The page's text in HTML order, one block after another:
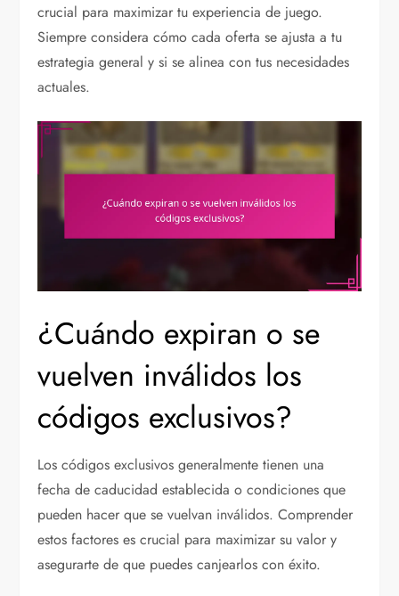
crucial para maximizar tu experiencia de juego.
Siempre considera cómo cada oferta se ajusta a tu
estrategia general y si se alinea con tus necesidades
actuales.
¿Cuándo expiran o se
vuelven inválidos los
códigos exclusivos?
Los códigos exclusivos generalmente tienen una
fecha de caducidad establecida o condiciones que
pueden hacer que se vuelvan inválidos. Comprender
estos factores es crucial para maximizar su valor y
asegurarte de que puedes canjearlos con éxito.